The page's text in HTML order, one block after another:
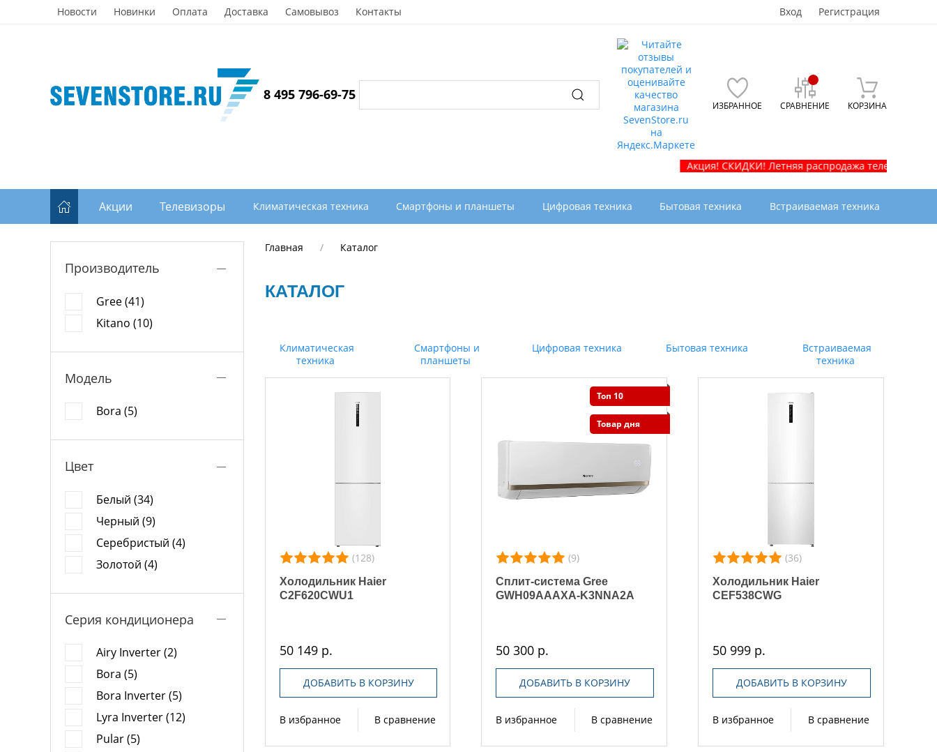
Новости Новинки Оплата Доставка Самовывоз Контакты Вход Регистрация
8 495 796-69-75
ИЗБРАННОЕ СРАВНЕНИЕ КОРЗИНА
Акция! СКИДКИ! Летняя распродажа телевизоров и
Акции Телевизоры Климатическая техника Смартфоны и планшеты Цифровая техника Бытовая техника Встраиваемая техника
Производитель
Gree (41)
Kitano (10)
Модель
Bora (5)
Цвет
Белый (34)
Черный (9)
Серебристый (4)
Золотой (4)
Серия кондиционера
Airy Inverter (2)
Bora (5)
Bora Inverter (5)
Lyra Inverter (12)
Pular (5)
Главная Каталог
КАТАЛОГ
Климатическая
техника
Смартфоны и
планшеты
Цифровая техника Бытовая техника
Встраиваемая
техника
(128)
Холодильник Haier
C2F620CWU1
50 149 р.
ДОБАВИТЬ В КОРЗИНУ
В избранное В сравнение
Топ 10
Товар дня
(9)
Сплит-система Gree
GWH09AAAXA-K3NNA2A
50 300 р.
ДОБАВИТЬ В КОРЗИНУ
В избранное В сравнение
(36)
Холодильник Haier
CEF538CWG
50 999 р.
ДОБАВИТЬ В КОРЗИНУ
В избранное В сравнение